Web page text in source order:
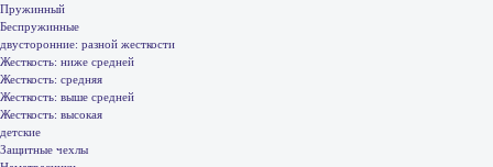
Пружинный
Беспружинные
двусторонние: разной жесткости
Жесткость: ниже средней
Жесткость: средняя
Жесткость: выше средней
Жесткость: высокая
детские
Защитные чехлы